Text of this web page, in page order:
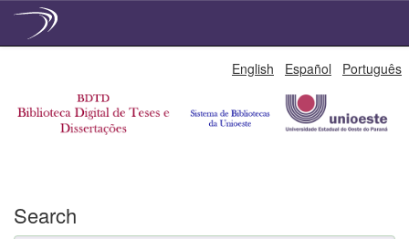
English Español Português
Search